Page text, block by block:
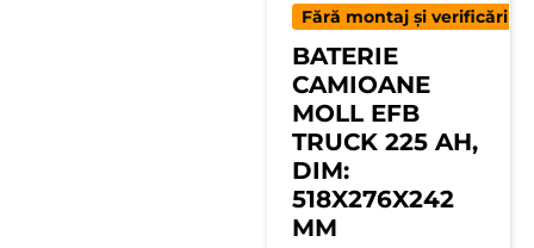
Fără montaj și verificări
BATERIE
CAMIOANE
MOLL EFB
TRUCK 225 AH,
DIM:
518X276X242
MM